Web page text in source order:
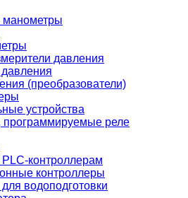
манометры
давления
(преобразователи)
устройства
программируемые реле
контроллерам
контроллеры
водоподготовки